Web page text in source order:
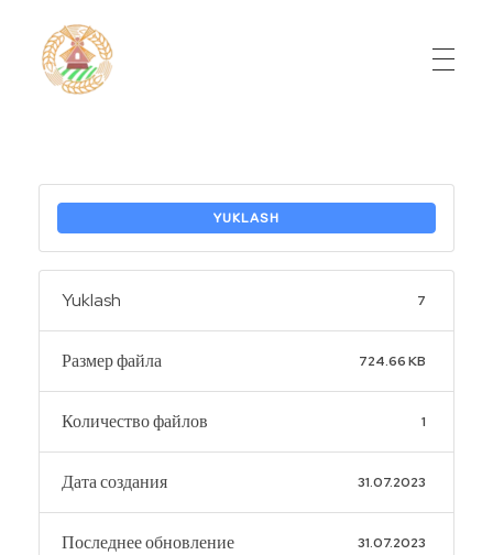
YUKLASH
Yuklash 7
Размер файла 724.66 KB
Количество файлов 1
Дата создания 31.07.2023
Последнее обновление 31.07.2023